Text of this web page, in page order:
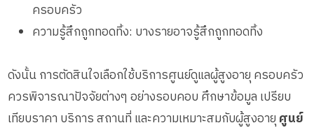
ครอบครัว
ความรู้สึกถูกทอดทิ้ง: บางรายอาจรู้สึกถูกทอดทิ้ง
ดังนั้น การตัดสินใจเลือกใช้บริการศูนย์ดูแลผู้สูงอายุ ครอบครัว
ควรพิจารณาปัจจัยต่างๆ อย่างรอบคอบ ศึกษาข้อมูล เปรียบ
เทียบราคา บริการ สถานที่ และความเหมาะสมกับผู้สูงอายุศูนย์